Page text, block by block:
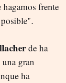
frente
de ha
gran
ha